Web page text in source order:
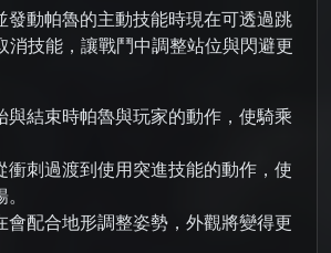
發動帕魯的主動技能時現在可透過跳
消技能，讓戰鬥中調整站位與閃避更
與結束時帕魯與玩家的動作，使騎乘
衝刺過渡到使用突進技能的動作，使
會配合地形調整姿勢，外觀將變得更